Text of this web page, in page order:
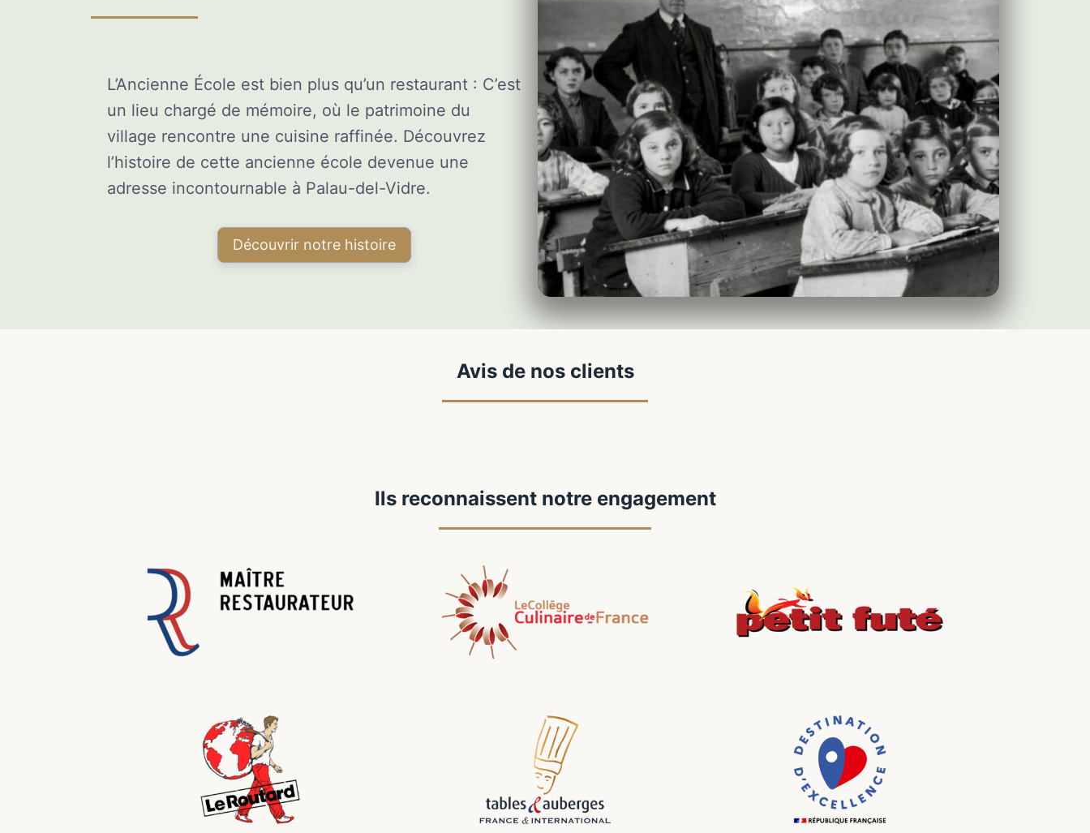
L’Ancienne École est bien plus qu’un restaurant : C’est
un lieu chargé de mémoire, où le patrimoine du
village rencontre une cuisine raffinée. Découvrez
l’histoire de cette ancienne école devenue une
adresse incontournable à Palau-del-Vidre.
Découvrir notre histoire
Avis de nos clients
Ils reconnaissent notre engagement